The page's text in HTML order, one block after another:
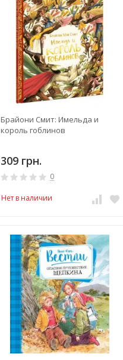
Брайони Смит: Имельда и
король гоблинов
309 грн.
0
Нет в наличии